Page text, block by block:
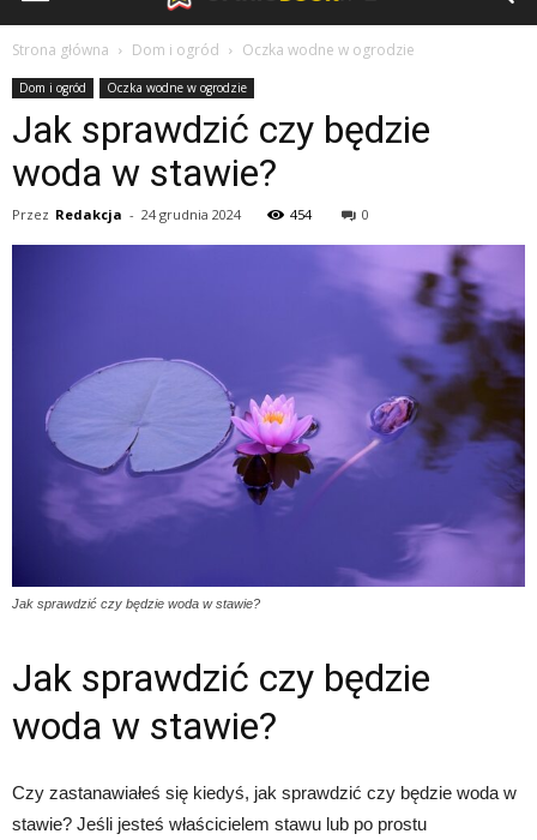
Strona główna Dom i ogród Oczka wodne w ogrodzie
Dom i ogród Oczka wodne w ogrodzie
Jak sprawdzić czy będzie
woda w stawie?
Przez Redakcja - 24 grudnia 2024 454 0
Jak sprawdzić czy będzie woda w stawie?
Jak sprawdzić czy będzie
woda w stawie?
Czy zastanawiałeś się kiedyś, jak sprawdzić czy będzie woda w
stawie? Jeśli jesteś właścicielem stawu lub po prostu